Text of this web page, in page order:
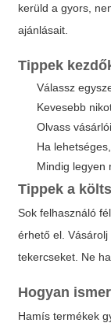
kerüld a gyors,
ajánlásait.
Tippek
Válassz
Kevesebb
Olvass
Ha
Mindig legyen
Tippek a
Sok felhasználó
érhető el.
tekercseket. Ne
Hogyan
Hamís termékek